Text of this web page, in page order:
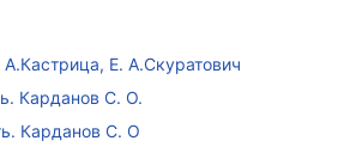
Е. А.Скуратович
Карданов С. О.
Карданов С. О